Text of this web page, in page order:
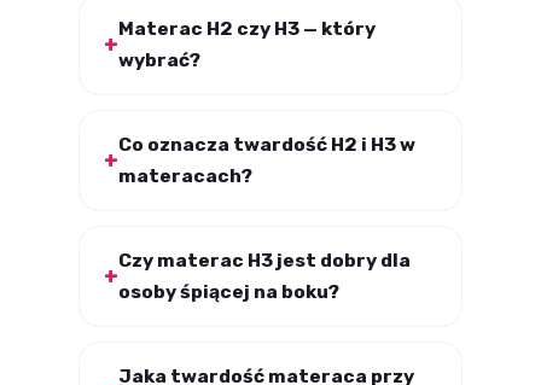
Materac H2 czy H3 — który
wybrać?
Co oznacza twardość H2 i H3 w
materacach?
Czy materac H3 jest dobry dla
osoby śpiącej na boku?
Jaka twardość materaca przy